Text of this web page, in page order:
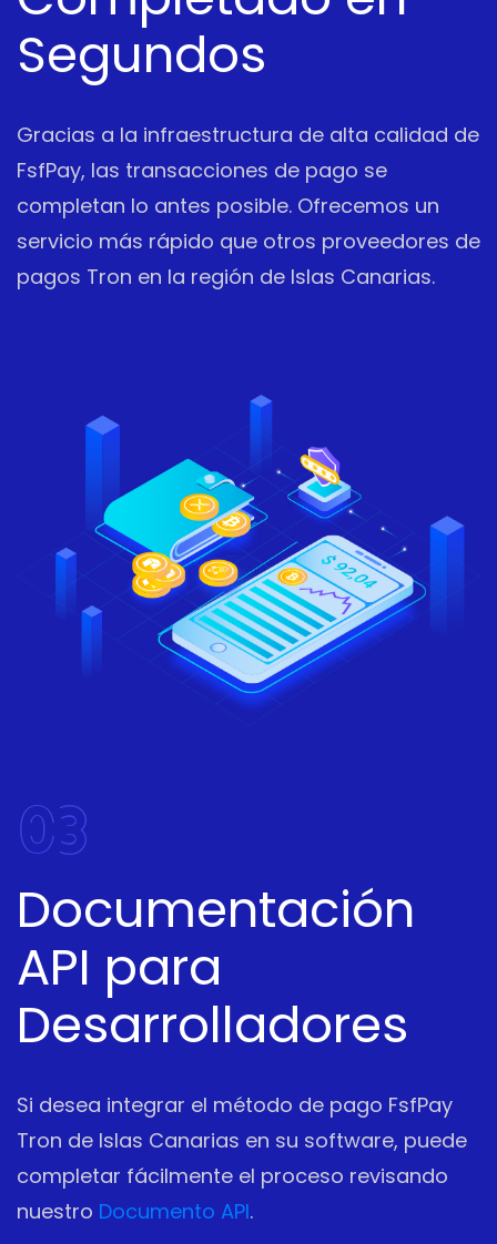
Segundos
Gracias a la infraestructura de alta calidad de
FsfPay, las transacciones de pago se
completan lo antes posible. Ofrecemos un
servicio más rápido que otros proveedores de
pagos Tron en la región de Islas Canarias.
03
Documentación
API para
Desarrolladores
Si desea integrar el método de pago FsfPay
Tron de Islas Canarias en su software, puede
completar fácilmente el proceso revisando
nuestro Documento API.